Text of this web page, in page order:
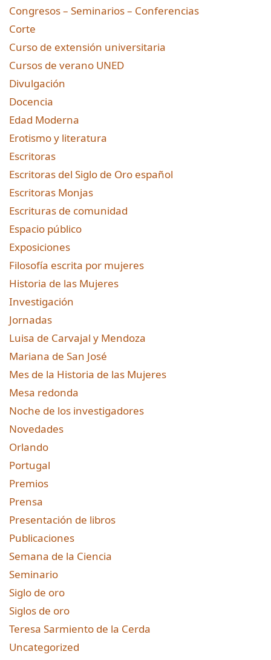
Congresos – Seminarios – Conferencias
Corte
Curso de extensión universitaria
Cursos de verano UNED
Divulgación
Docencia
Edad Moderna
Erotismo y literatura
Escritoras
Escritoras del Siglo de Oro español
Escritoras Monjas
Escrituras de comunidad
Espacio público
Exposiciones
Filosofía escrita por mujeres
Historia de las Mujeres
Investigación
Jornadas
Luisa de Carvajal y Mendoza
Mariana de San José
Mes de la Historia de las Mujeres
Mesa redonda
Noche de los investigadores
Novedades
Orlando
Portugal
Premios
Prensa
Presentación de libros
Publicaciones
Semana de la Ciencia
Seminario
Siglo de oro
Siglos de oro
Teresa Sarmiento de la Cerda
Uncategorized